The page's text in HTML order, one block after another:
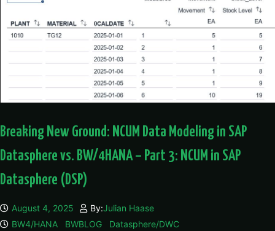
Breaking New Ground: NCUM Data Modeling in SAP
Datasphere vs. BW/4HANA – Part 3: NCUM in SAP
Datasphere (DSP)
August 4, 2025 By:Julian Haase
BW4/HANA
BWBLOG
Datasphere/DWC